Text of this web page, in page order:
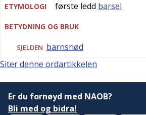
ETYMOLOGI
første ledd barsel
BETYDNING OG BRUK
SJELDEN barnsnød
Siter denne ordartikkelen
Er du fornøyd med NAOB?
Bli med og bidra!